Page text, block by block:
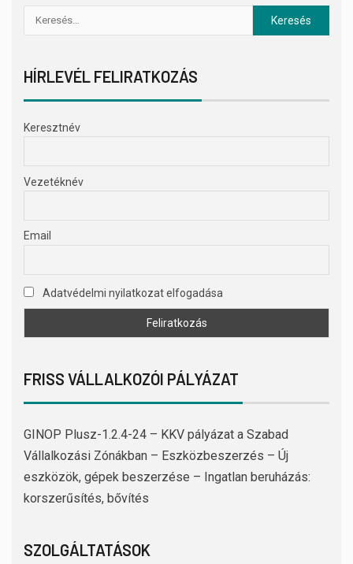
HÍRLEVÉL FELIRATKOZÁS
Keresztnév
Vezetéknév
Email
Adatvédelmi nyilatkozat elfogadása
FRISS VÁLLALKOZÓI PÁLYÁZAT
GINOP Plusz-1.2.4-24 – KKV pályázat a Szabad
Vállalkozási Zónákban – Eszközbeszerzés – Új
eszközök, gépek beszerzése – Ingatlan beruházás:
korszerűsítés, bővítés
SZOLGÁLTATÁSOK